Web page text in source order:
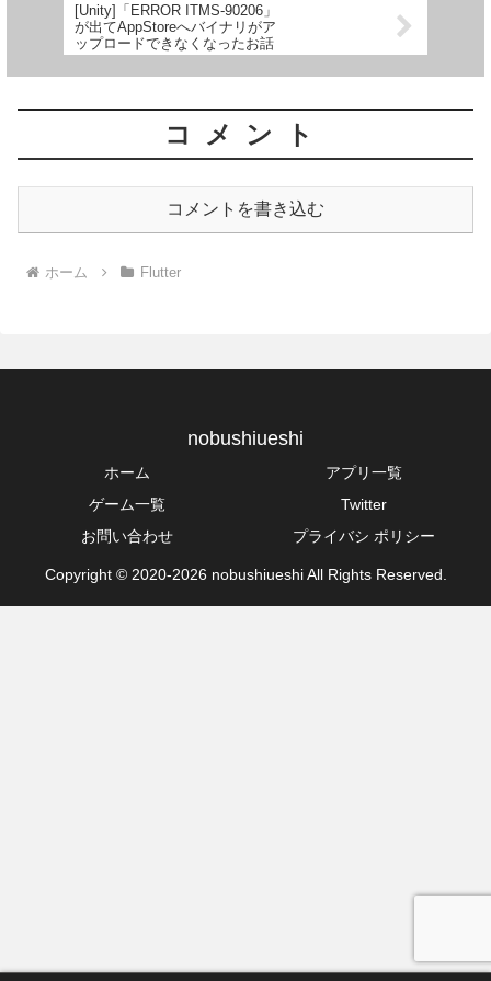
[Unity]「ERROR ITMS-90206」
が出てAppStoreへバイナリがア
ップロードできなくなったお話
コメント
コメントを書き込む
ホーム Flutter
nobushiueshi
ホーム
アプリ一覧
ゲーム一覧
Twitter
お問い合わせ
プライバシ ポリシー
Copyright © 2020-2026 nobushiueshi All Rights Reserved.